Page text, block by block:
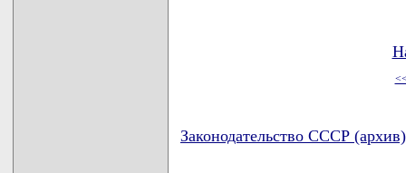
Законодательство СССР (архив)